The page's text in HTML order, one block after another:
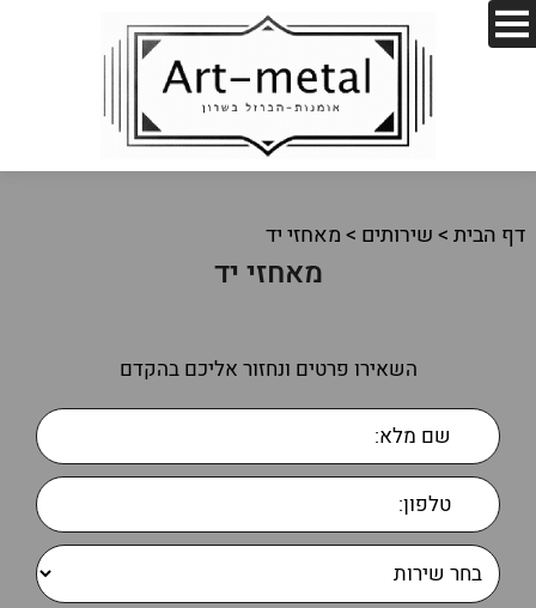
דף הבית>שירותים >מאחזי יד
מאחזי יד
השאירו פרטים ונחזור אליכם בהקדם